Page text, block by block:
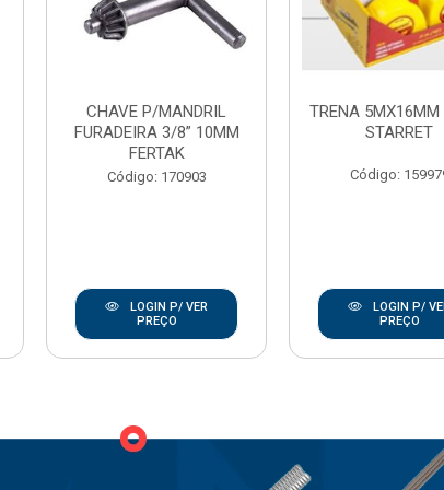
CHAVE P/MANDRIL
FURADEIRA 3/8” 10MM
FERTAK
Código: 170903
LOGIN P/ VER
PREÇO
TRENA
STARRET
Código:
LOGIN P/
PREÇO